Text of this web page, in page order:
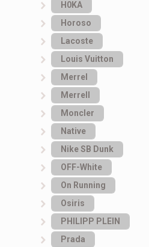
H0KA
Horoso
Lacoste
Louis Vuitton
Merrel
Merrell
Moncler
Native
Nike SB Dunk
OFF-White
On Running
Osiris
PHILIPP PLEIN
Prada